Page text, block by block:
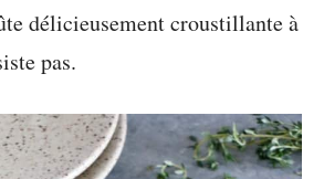
délicieusement croustillante à
pas.